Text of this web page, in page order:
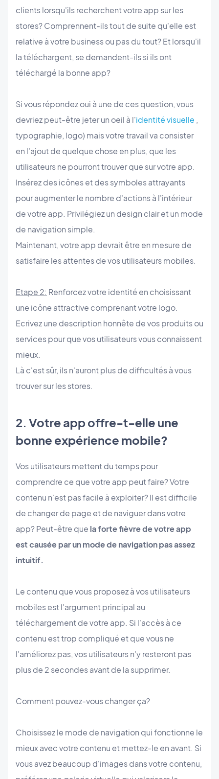
clients lorsqu'ils recherchent votre app sur les
stores? Comprennent-ils tout de suite qu'elle est
relative à votre business ou pas du tout? Et lorsqu'il
la téléchargent, se demandent-ils si ils ont
téléchargé la bonne app?
Si vous répondez oui à une de ces question, vous
devriez peut-être jeter un oeil à l'identité visuelle ,
typographie, logo) mais votre travail va consister
en l'ajout de quelque chose en plus, que les
utilisateurs ne pourront trouver que sur votre app.
Insérez des icônes et des symboles attrayants
pour augmenter le nombre d'actions à l'intérieur
de votre app. Privilégiez un design clair et un mode
de navigation simple.
Maintenant, votre app devrait être en mesure de
satisfaire les attentes de vos utilisateurs mobiles.
Etape 2: Renforcez votre identité en choisissant
une icône attractive comprenant votre logo.
Ecrivez une description honnête de vos produits ou
services pour que vos utilisateurs vous connaissent
mieux.
Là c'est sûr, ils n'auront plus de difficultés à vous
trouver sur les stores.
2. Votre app offre-t-elle une
bonne expérience mobile?
Vos utilisateurs mettent du temps pour
comprendre ce que votre app peut faire? Votre
contenu n'est pas facile à exploiter? Il est difficile
de changer de page et de naviguer dans votre
app? Peut-être que la forte fièvre de votre app
est causée par un mode de navigation pas assez
intuitif.
Le contenu que vous proposez à vos utilisateurs
mobiles est l'argument principal au
téléchargement de votre app. Si l'accès à ce
contenu est trop compliqué et que vous ne
l'améliorez pas, vos utilisateurs n'y resteront pas
plus de 2 secondes avant de la supprimer.
Comment pouvez-vous changer ça?
Choisissez le mode de navigation qui fonctionne le
mieux avec votre contenu et mettez-le en avant. Si
vous avez beaucoup d'images dans votre contenu,